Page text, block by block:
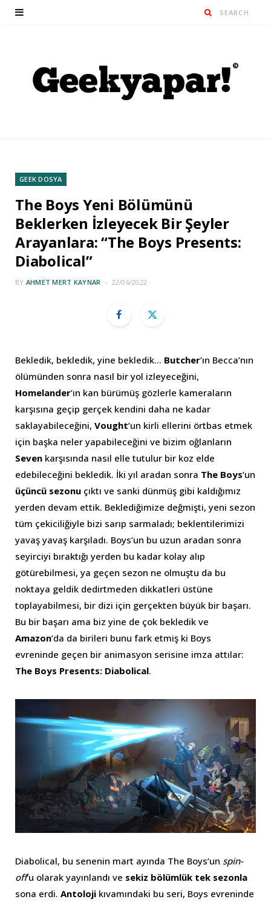
GEEK DOSYA
The Boys Yeni Bölümünü
Beklerken İzleyecek Bir Şeyler
Arayanlara: “The Boys Presents:
Diabolical”
BY AHMET MERT KAYNAR 22/06/2022
Bekledik, bekledik, yine bekledik… Butcher’ın Becca’nın
ölümünden sonra nasıl bir yol izleyeceğini,
Homelander’ın kan bürümüş gözlerle kameraların
karşısına geçip gerçek kendini daha ne kadar
saklayabileceğini, Vought’un kirli ellerini örtbas etmek
için başka neler yapabileceğini ve bizim oğlanların
Seven karşısında nasıl elle tutulur bir koz elde
edebileceğini bekledik. İki yıl aradan sonra The Boys’un
üçüncü sezonu çıktı ve sanki dünmüş gibi kaldığımız
yerden devam ettik. Beklediğimize değmişti, yeni sezon
tüm çekiciliğiyle bizi sarıp sarmaladı; beklentilerimizi
yavaş yavaş karşıladı. Boys’un bu uzun aradan sonra
seyirciyi bıraktığı yerden bu kadar kolay alıp
götürebilmesi, ya geçen sezon ne olmuştu da bu
noktaya geldik dedirtmeden dikkatleri üstüne
toplayabilmesi, bir dizi için gerçekten büyük bir başarı.
Bu bir başarı ama biz yine de çok bekledik ve
Amazon’da da birileri bunu fark etmiş ki Boys
evreninde geçen bir animasyon serisine imza attılar:
The Boys Presents: Diabolical.
Diabolical, bu senenin mart ayında The Boys’un spin-
off‘u olarak yayınlandı ve sekiz bölümlük tek sezonla
sona erdi. Antoloji kıvamındaki bu seri, Boys evreninde